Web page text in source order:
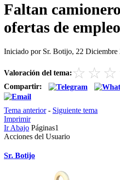
Faltan
ofertas de
Iniciado por Sr. Botijo, 22 Diciembre
Valoración del tema: ☆ ☆ ☆
Compartir:
Tema anterior- Siguiente tema
Imprimir
Ir Abajo Páginas1
Acciones del Usuario
Sr. Botijo